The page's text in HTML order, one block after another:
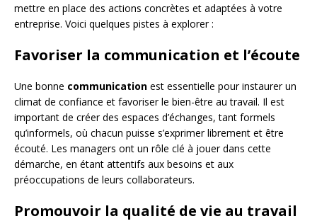
mettre en place des actions concrètes et adaptées à votre
entreprise. Voici quelques pistes à explorer :
Favoriser la communication et l’écoute
Une bonne communication est essentielle pour instaurer un
climat de confiance et favoriser le bien-être au travail. Il est
important de créer des espaces d’échanges, tant formels
qu’informels, où chacun puisse s’exprimer librement et être
écouté. Les managers ont un rôle clé à jouer dans cette
démarche, en étant attentifs aux besoins et aux
préoccupations de leurs collaborateurs.
Promouvoir la qualité de vie au travail